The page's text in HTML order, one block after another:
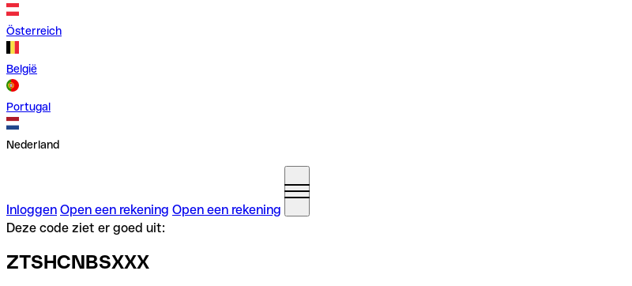
Österreich
België
Portugal
Nederland
Inloggen Open een rekening Open een rekening
Deze code ziet er goed uit:
ZTSHCNBSXXX